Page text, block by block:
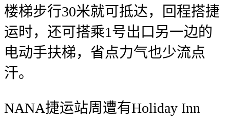
楼梯步行30米就可抵达，回程搭捷
运时，还可搭乘1号出口另一边的
电动手扶梯，省点力气也少流点
汗。
NANA捷运站周遭有Holiday Inn